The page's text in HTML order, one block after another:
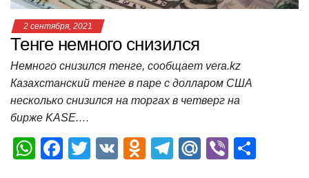
2 сентября, 2021
Тенге немного снизился
Немного снизился тенге, сообщает vera.kz
Казахстанский тенге в паре с долларом США
несколько снизился на торгах в четверг на
бирже KASE.…
W
F
T
V
O
T
M
Vi